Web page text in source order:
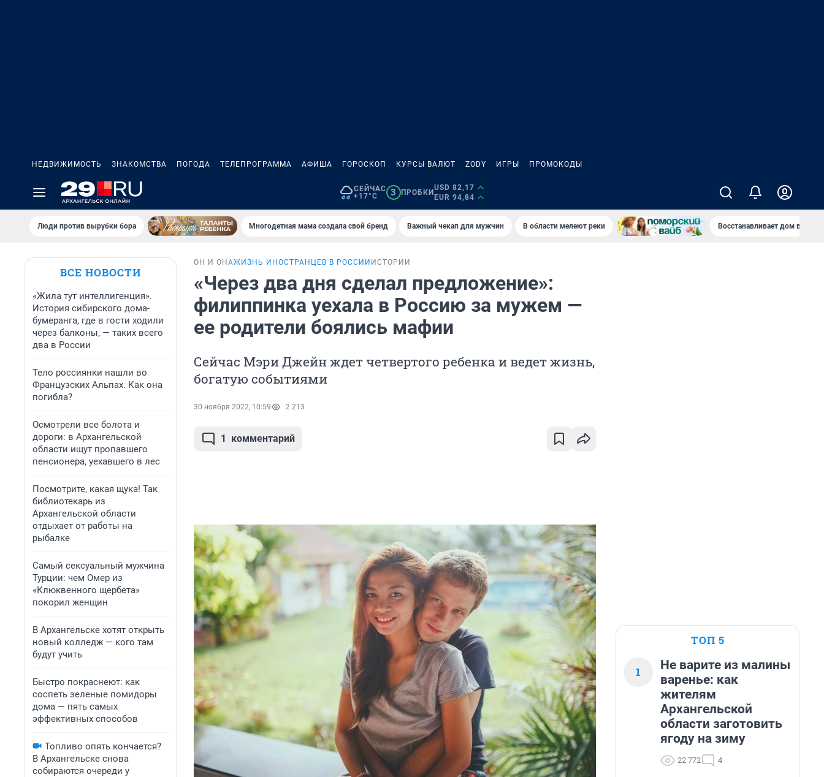
НЕДВИЖИМОСТЬ ЗНАКОМСТВА ПОГОДА ТЕЛЕПРОГРАММА АФИША ГОРОСКОП КУРСЫ ВАЛЮТ ZODY ИГРЫ ПРОМОКОДЫ
СЕЙЧАС
+17°C
3 ПРОБКИ
USD 82,17
EUR 94,84
Люди против вырубки бора Многодетная мама создала свой бренд Важный чекап для мужчин В области мелеют реки Восстанавливает дом в
ВСЕ НОВОСТИ
«Жила тут интеллигенция».
История сибирского дома-
бумеранга, где в гости ходили
через балконы, — таких всего
два в России
Тело россиянки нашли во
Французских Альпах. Как она
погибла?
Осмотрели все болота и
дороги: в Архангельской
области ищут пропавшего
пенсионера, уехавшего в лес
Посмотрите, какая щука! Так
библиотекарь из
Архангельской области
отдыхает от работы на
рыбалке
Самый сексуальный мужчина
Турции: чем Омер из
«Клюквенного щербета»
покорил женщин
В Архангельске хотят открыть
новый колледж — кого там
будут учить
Быстро покраснеют: как
соспеть зеленые помидоры
дома — пять самых
эффективных способов
Топливо опять кончается?
В Архангельске снова
собираются очереди у
ОН И ОНАЖИЗНЬ ИНОСТРАНЦЕВ В РОССИИ ИСТОРИИ
«Через два дня сделал предложение»:
филиппинка уехала в Россию за мужем —
ее родители боялись мафии
Сейчас Мэри Джейн ждет четвертого ребенка и ведет жизнь,
богатую событиями
30 ноября 2022, 10:59 2 213
1 комментарий
ТОП 5
1
Не варите из малины
варенье: как
жителям
Архангельской
области заготовить
ягоду на зиму
22 772 4